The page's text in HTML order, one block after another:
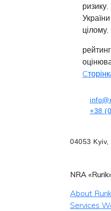
+38
04053
NRA
About
Services